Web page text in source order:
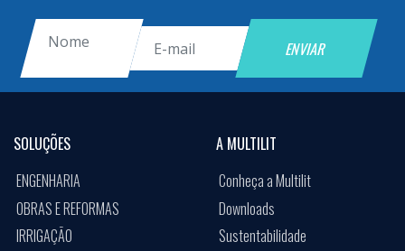
SOLUÇÕES
ENGENHARIA
OBRAS E REFORMAS
IRRIGAÇÃO
A MULTILIT
Conheça a Multilit
Downloads
Sustentabilidade